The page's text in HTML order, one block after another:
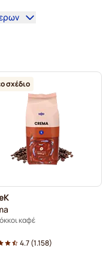
καφέ L'OR
Κόκκοι καφέ Gimoka
σχέδιο
καφέ
4.7(1.158)